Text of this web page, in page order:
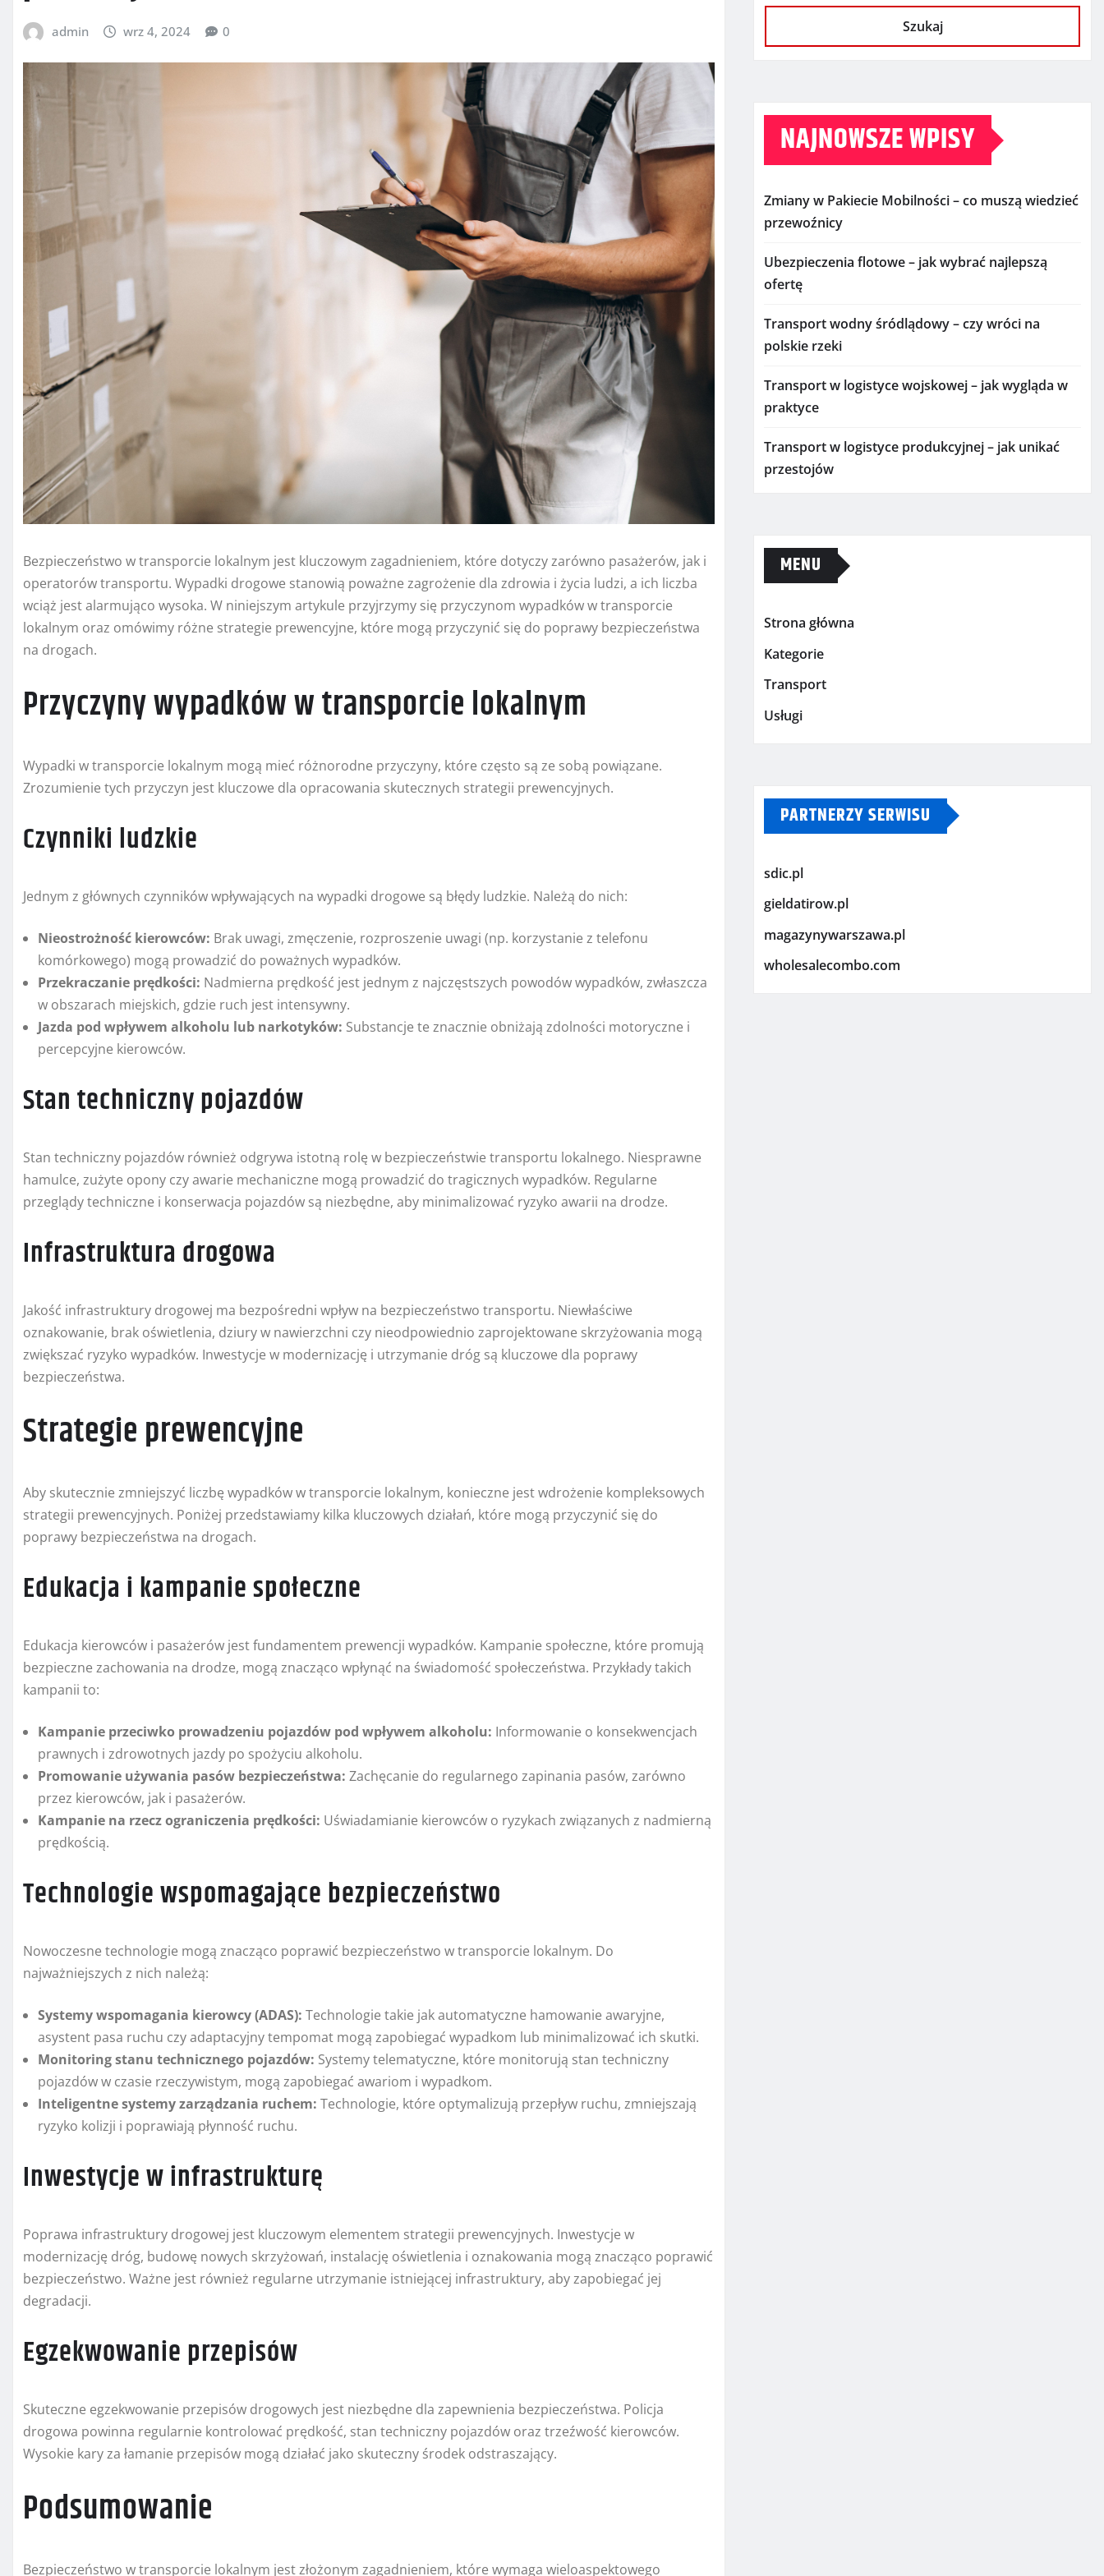
admin wrz 4, 2024 0
Bezpieczeństwo w transporcie lokalnym jest kluczowym zagadnieniem, które dotyczy zarówno pasażerów, jak i
operatorów transportu. Wypadki drogowe stanowią poważne zagrożenie dla zdrowia i życia ludzi, a ich liczba
wciąż jest alarmująco wysoka. W niniejszym artykule przyjrzymy się przyczynom wypadków w transporcie
lokalnym oraz omówimy różne strategie prewencyjne, które mogą przyczynić się do poprawy bezpieczeństwa
na drogach.
Przyczyny wypadków w transporcie lokalnym
Wypadki w transporcie lokalnym mogą mieć różnorodne przyczyny, które często są ze sobą powiązane.
Zrozumienie tych przyczyn jest kluczowe dla opracowania skutecznych strategii prewencyjnych.
Czynniki ludzkie
Jednym z głównych czynników wpływających na wypadki drogowe są błędy ludzkie. Należą do nich:
Nieostrożność kierowców: Brak uwagi, zmęczenie, rozproszenie uwagi (np. korzystanie z telefonu
komórkowego) mogą prowadzić do poważnych wypadków.
Przekraczanie prędkości: Nadmierna prędkość jest jednym z najczęstszych powodów wypadków, zwłaszcza
w obszarach miejskich, gdzie ruch jest intensywny.
Jazda pod wpływem alkoholu lub narkotyków: Substancje te znacznie obniżają zdolności motoryczne i
percepcyjne kierowców.
Stan techniczny pojazdów
Stan techniczny pojazdów również odgrywa istotną rolę w bezpieczeństwie transportu lokalnego. Niesprawne
hamulce, zużyte opony czy awarie mechaniczne mogą prowadzić do tragicznych wypadków. Regularne
przeglądy techniczne i konserwacja pojazdów są niezbędne, aby minimalizować ryzyko awarii na drodze.
Infrastruktura drogowa
Jakość infrastruktury drogowej ma bezpośredni wpływ na bezpieczeństwo transportu. Niewłaściwe
oznakowanie, brak oświetlenia, dziury w nawierzchni czy nieodpowiednio zaprojektowane skrzyżowania mogą
zwiększać ryzyko wypadków. Inwestycje w modernizację i utrzymanie dróg są kluczowe dla poprawy
bezpieczeństwa.
Strategie prewencyjne
Aby skutecznie zmniejszyć liczbę wypadków w transporcie lokalnym, konieczne jest wdrożenie kompleksowych
strategii prewencyjnych. Poniżej przedstawiamy kilka kluczowych działań, które mogą przyczynić się do
poprawy bezpieczeństwa na drogach.
Edukacja i kampanie społeczne
Edukacja kierowców i pasażerów jest fundamentem prewencji wypadków. Kampanie społeczne, które promują
bezpieczne zachowania na drodze, mogą znacząco wpłynąć na świadomość społeczeństwa. Przykłady takich
kampanii to:
Kampanie przeciwko prowadzeniu pojazdów pod wpływem alkoholu: Informowanie o konsekwencjach
prawnych i zdrowotnych jazdy po spożyciu alkoholu.
Promowanie używania pasów bezpieczeństwa: Zachęcanie do regularnego zapinania pasów, zarówno
przez kierowców, jak i pasażerów.
Kampanie na rzecz ograniczenia prędkości: Uświadamianie kierowców o ryzykach związanych z nadmierną
prędkością.
Technologie wspomagające bezpieczeństwo
Nowoczesne technologie mogą znacząco poprawić bezpieczeństwo w transporcie lokalnym. Do
najważniejszych z nich należą:
Systemy wspomagania kierowcy (ADAS): Technologie takie jak automatyczne hamowanie awaryjne,
asystent pasa ruchu czy adaptacyjny tempomat mogą zapobiegać wypadkom lub minimalizować ich skutki.
Monitoring stanu technicznego pojazdów: Systemy telematyczne, które monitorują stan techniczny
pojazdów w czasie rzeczywistym, mogą zapobiegać awariom i wypadkom.
Inteligentne systemy zarządzania ruchem: Technologie, które optymalizują przepływ ruchu, zmniejszają
ryzyko kolizji i poprawiają płynność ruchu.
Inwestycje w infrastrukturę
Poprawa infrastruktury drogowej jest kluczowym elementem strategii prewencyjnych. Inwestycje w
modernizację dróg, budowę nowych skrzyżowań, instalację oświetlenia i oznakowania mogą znacząco poprawić
bezpieczeństwo. Ważne jest również regularne utrzymanie istniejącej infrastruktury, aby zapobiegać jej
degradacji.
Egzekwowanie przepisów
Skuteczne egzekwowanie przepisów drogowych jest niezbędne dla zapewnienia bezpieczeństwa. Policja
drogowa powinna regularnie kontrolować prędkość, stan techniczny pojazdów oraz trzeźwość kierowców.
Wysokie kary za łamanie przepisów mogą działać jako skuteczny środek odstraszający.
Podsumowanie
Bezpieczeństwo w transporcie lokalnym jest złożonym zagadnieniem, które wymaga wieloaspektowego
Szukaj
NAJNOWSZE WPISY
Zmiany w Pakiecie Mobilności – co muszą wiedzieć
przewoźnicy
Ubezpieczenia flotowe – jak wybrać najlepszą
ofertę
Transport wodny śródlądowy – czy wróci na
polskie rzeki
Transport w logistyce wojskowej – jak wygląda w
praktyce
Transport w logistyce produkcyjnej – jak unikać
przestojów
MENU
Strona główna
Kategorie
Transport
Usługi
PARTNERZY SERWISU
sdic.pl
gieldatirow.pl
magazynywarszawa.pl
wholesalecombo.com